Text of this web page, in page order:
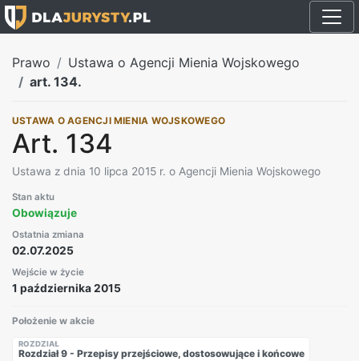
Prawo
Ustawa o Agencji Mienia Wojskowego
art. 134.
USTAWA O AGENCJI MIENIA WOJSKOWEGO
Art. 134
Ustawa z dnia 10 lipca 2015 r. o Agencji Mienia Wojskowego
Stan aktu
Obowiązuje
Ostatnia zmiana
02.07.2025
Wejście w życie
1 października 2015
Położenie w akcie
ROZDZIAŁ
Rozdział 9 - Przepisy przejściowe, dostosowujące i końcowe